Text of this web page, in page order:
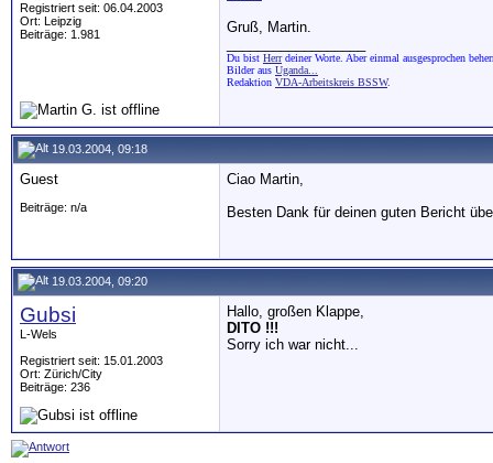
Registriert seit: 06.04.2003
Ort: Leipzig
Beiträge: 1.981
Gruß, Martin.
Du bist Herrdeiner Worte. Aber einmal ausgesprochen
Bilder aus Uganda...
Redaktion VDA-Arbeitskreis BSSW.
19.03.2004, 09:18
Guest
Beiträge: n/a
Ciao Martin,
Besten Dank für deinen guten Bericht
19.03.2004, 09:20
Gubsi
L-Wels
Registriert seit: 15.01.2003
Ort: Zürich/City
Beiträge: 236
Hallo, großen Klappe,
DITO !!!
Sorry ich war nicht...